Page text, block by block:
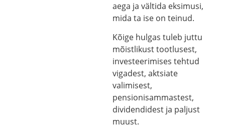
aega ja vältida eksimusi,
mida ta ise on teinud.
Kõige hulgas tuleb juttu
mõistlikust tootlusest,
investeerimises tehtud
vigadest, aktsiate
valimisest,
pensionisammastest,
dividendidest ja paljust
muust.